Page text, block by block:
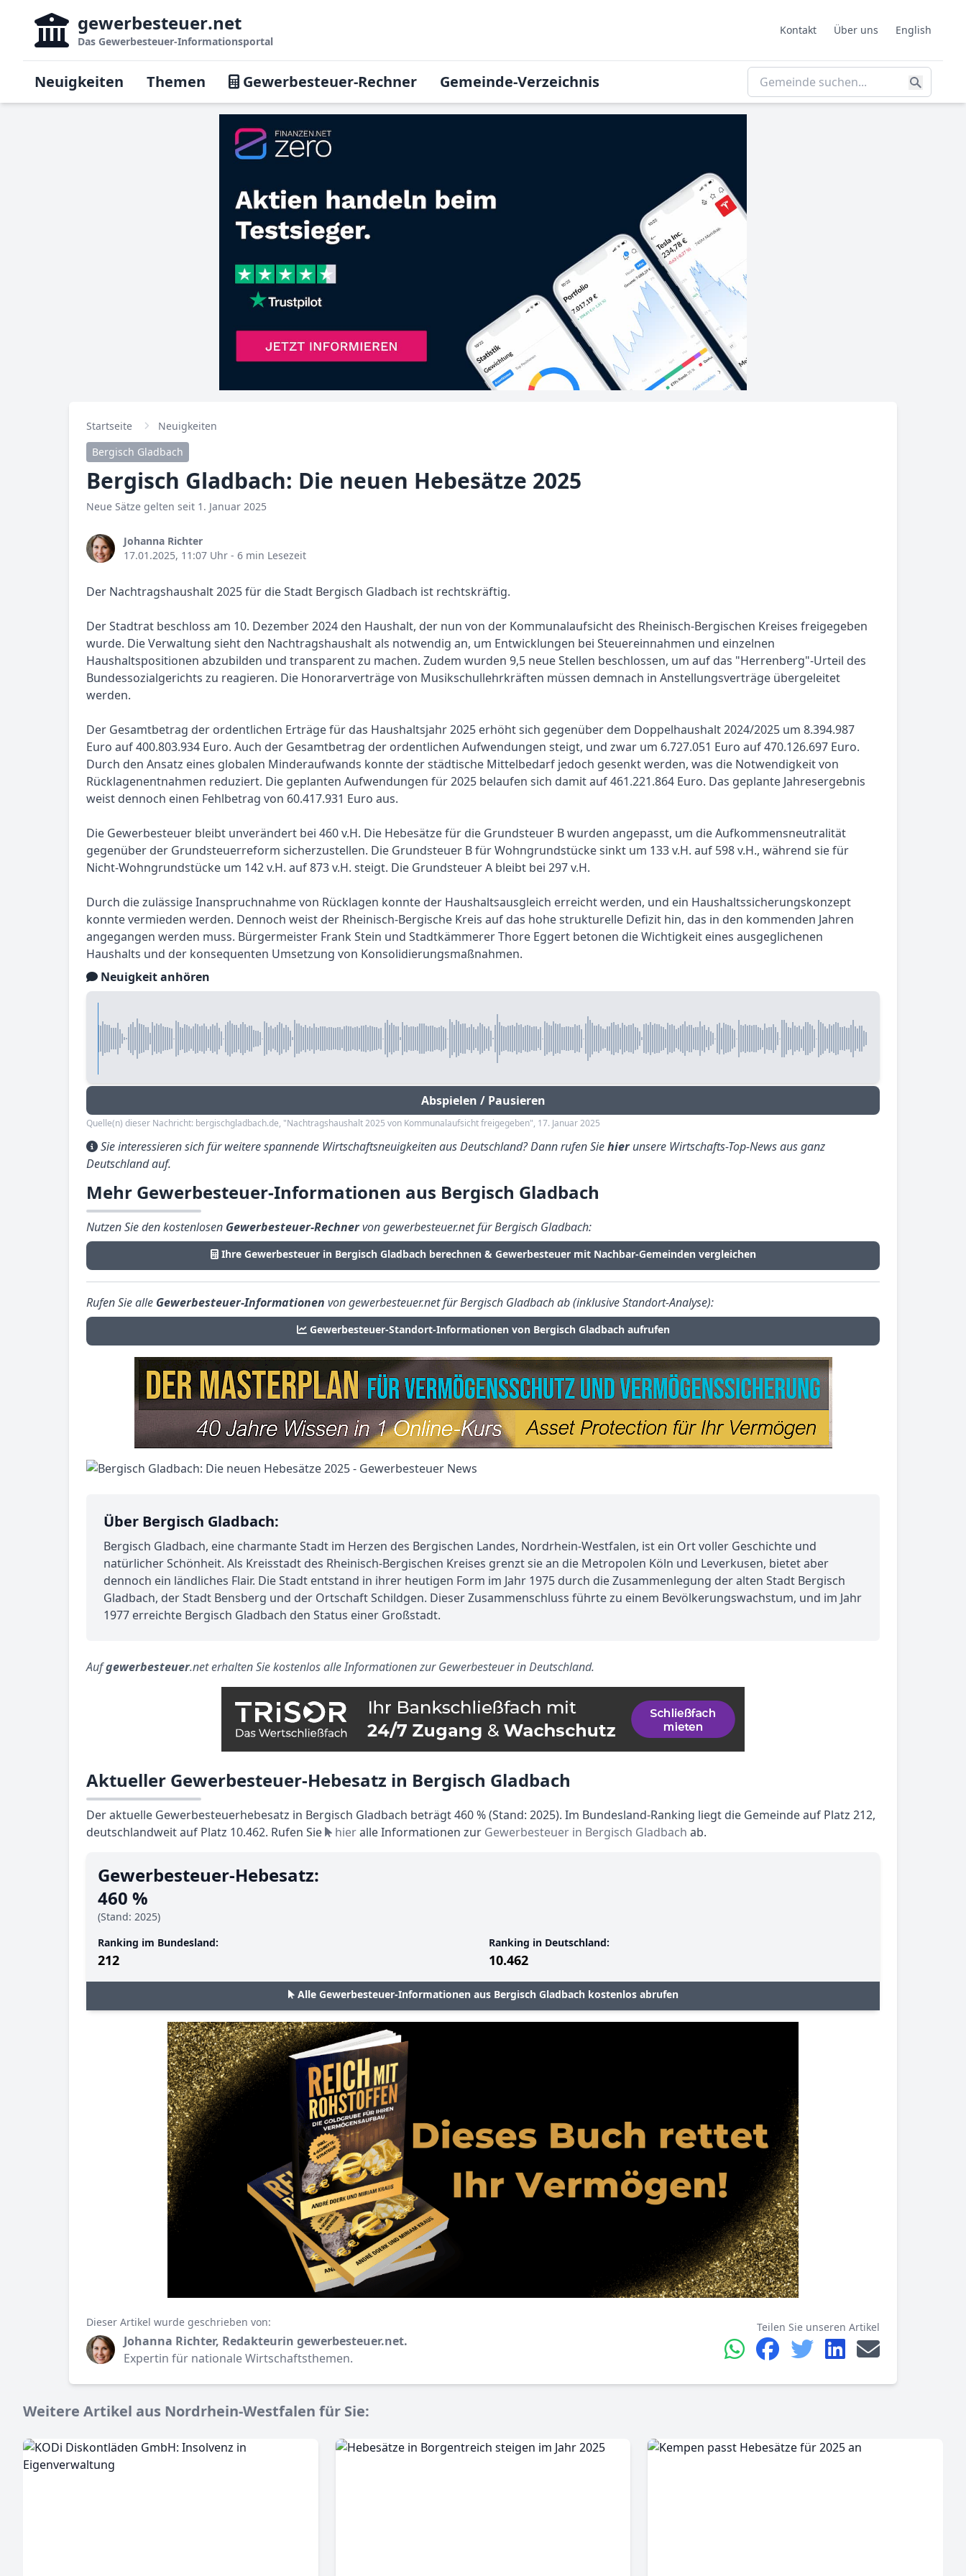
gewerbesteuer.net
Das Gewerbesteuer-Informationsportal
Kontakt Über uns English
Neuigkeiten Themen Gewerbesteuer-Rechner Gemeinde-Verzeichnis
Startseite
Neuigkeiten
Bergisch Gladbach
Bergisch Gladbach: Die neuen Hebesätze 2025
Neue Sätze gelten seit 1. Januar 2025
Johanna Richter
17.01.2025, 11:07 Uhr - 6 min Lesezeit
Der Nachtragshaushalt 2025 für die Stadt Bergisch Gladbach ist rechtskräftig.
Der Stadtrat beschloss am 10. Dezember 2024 den Haushalt, der nun von der Kommunalaufsicht des Rheinisch-Bergischen Kreises freigegeben
wurde. Die Verwaltung sieht den Nachtragshaushalt als notwendig an, um Entwicklungen bei Steuereinnahmen und einzelnen
Haushaltspositionen abzubilden und transparent zu machen. Zudem wurden 9,5 neue Stellen beschlossen, um auf das "Herrenberg"-Urteil des
Bundessozialgerichts zu reagieren. Die Honorarverträge von Musikschullehrkräften müssen demnach in Anstellungsverträge übergeleitet
werden.
Der Gesamtbetrag der ordentlichen Erträge für das Haushaltsjahr 2025 erhöht sich gegenüber dem Doppelhaushalt 2024/2025 um 8.394.987
Euro auf 400.803.934 Euro. Auch der Gesamtbetrag der ordentlichen Aufwendungen steigt, und zwar um 6.727.051 Euro auf 470.126.697 Euro.
Durch den Ansatz eines globalen Minderaufwands konnte der städtische Mittelbedarf jedoch gesenkt werden, was die Notwendigkeit von
Rücklagenentnahmen reduziert. Die geplanten Aufwendungen für 2025 belaufen sich damit auf 461.221.864 Euro. Das geplante Jahresergebnis
weist dennoch einen Fehlbetrag von 60.417.931 Euro aus.
Die Gewerbesteuer bleibt unverändert bei 460 v.H. Die Hebesätze für die Grundsteuer B wurden angepasst, um die Aufkommensneutralität
gegenüber der Grundsteuerreform sicherzustellen. Die Grundsteuer B für Wohngrundstücke sinkt um 133 v.H. auf 598 v.H., während sie für
Nicht-Wohngrundstücke um 142 v.H. auf 873 v.H. steigt. Die Grundsteuer A bleibt bei 297 v.H.
Durch die zulässige Inanspruchnahme von Rücklagen konnte der Haushaltsausgleich erreicht werden, und ein Haushaltssicherungskonzept
konnte vermieden werden. Dennoch weist der Rheinisch-Bergische Kreis auf das hohe strukturelle Defizit hin, das in den kommenden Jahren
angegangen werden muss. Bürgermeister Frank Stein und Stadtkämmerer Thore Eggert betonen die Wichtigkeit eines ausgeglichenen
Haushalts und der konsequenten Umsetzung von Konsolidierungsmaßnahmen.
Neuigkeit anhören
Abspielen / Pausieren
Quelle(n) dieser Nachricht: bergischgladbach.de, "Nachtragshaushalt 2025 von Kommunalaufsicht freigegeben", 17. Januar 2025
Sie interessieren sich für weitere spannende Wirtschaftsneuigkeiten aus Deutschland? Dann rufen Siehierunsere Wirtschafts-Top-News aus ganz
Deutschland auf.
Mehr Gewerbesteuer-Informationen aus Bergisch Gladbach
Nutzen Sie den kostenlosen Gewerbesteuer-Rechnervon gewerbesteuer.net für Bergisch Gladbach:
Ihre Gewerbesteuer in Bergisch Gladbach berechnen & Gewerbesteuer mit Nachbar-Gemeinden vergleichen
Rufen Sie alle Gewerbesteuer-Informationen von gewerbesteuer.net für Bergisch Gladbach ab (inklusive Standort-Analyse):
Gewerbesteuer-Standort-Informationen von Bergisch Gladbach aufrufen
Über Bergisch Gladbach:
Bergisch Gladbach, eine charmante Stadt im Herzen des Bergischen Landes, Nordrhein-Westfalen, ist ein Ort voller Geschichte und
natürlicher Schönheit. Als Kreisstadt des Rheinisch-Bergischen Kreises grenzt sie an die Metropolen Köln und Leverkusen, bietet aber
dennoch ein ländliches Flair. Die Stadt entstand in ihrer heutigen Form im Jahr 1975 durch die Zusammenlegung der alten Stadt Bergisch
Gladbach, der Stadt Bensberg und der Ortschaft Schildgen. Dieser Zusammenschluss führte zu einem Bevölkerungswachstum, und im Jahr
1977 erreichte Bergisch Gladbach den Status einer Großstadt.
Aufgewerbesteuer.net erhalten Sie kostenlos alle Informationen zur Gewerbesteuer in Deutschland.
Aktueller Gewerbesteuer-Hebesatz in Bergisch Gladbach
Der aktuelle Gewerbesteuerhebesatz in Bergisch Gladbach beträgt 460 % (Stand: 2025). Im Bundesland-Ranking liegt die Gemeinde auf Platz 212,
deutschlandweit auf Platz 10.462. Rufen Sie
hieralle Informationen zur Gewerbesteuer in Bergisch Gladbach ab.
Gewerbesteuer-Hebesatz:
460 %
(Stand: 2025)
Ranking im Bundesland:
212
Ranking in Deutschland:
10.462
Alle Gewerbesteuer-Informationen aus Bergisch Gladbach kostenlos abrufen
Dieser Artikel wurde geschrieben von:
Johanna Richter, Redakteurin gewerbesteuer.net.
Expertin für nationale Wirtschaftsthemen.
Teilen Sie unseren Artikel
Weitere Artikel aus Nordrhein-Westfalen für Sie: